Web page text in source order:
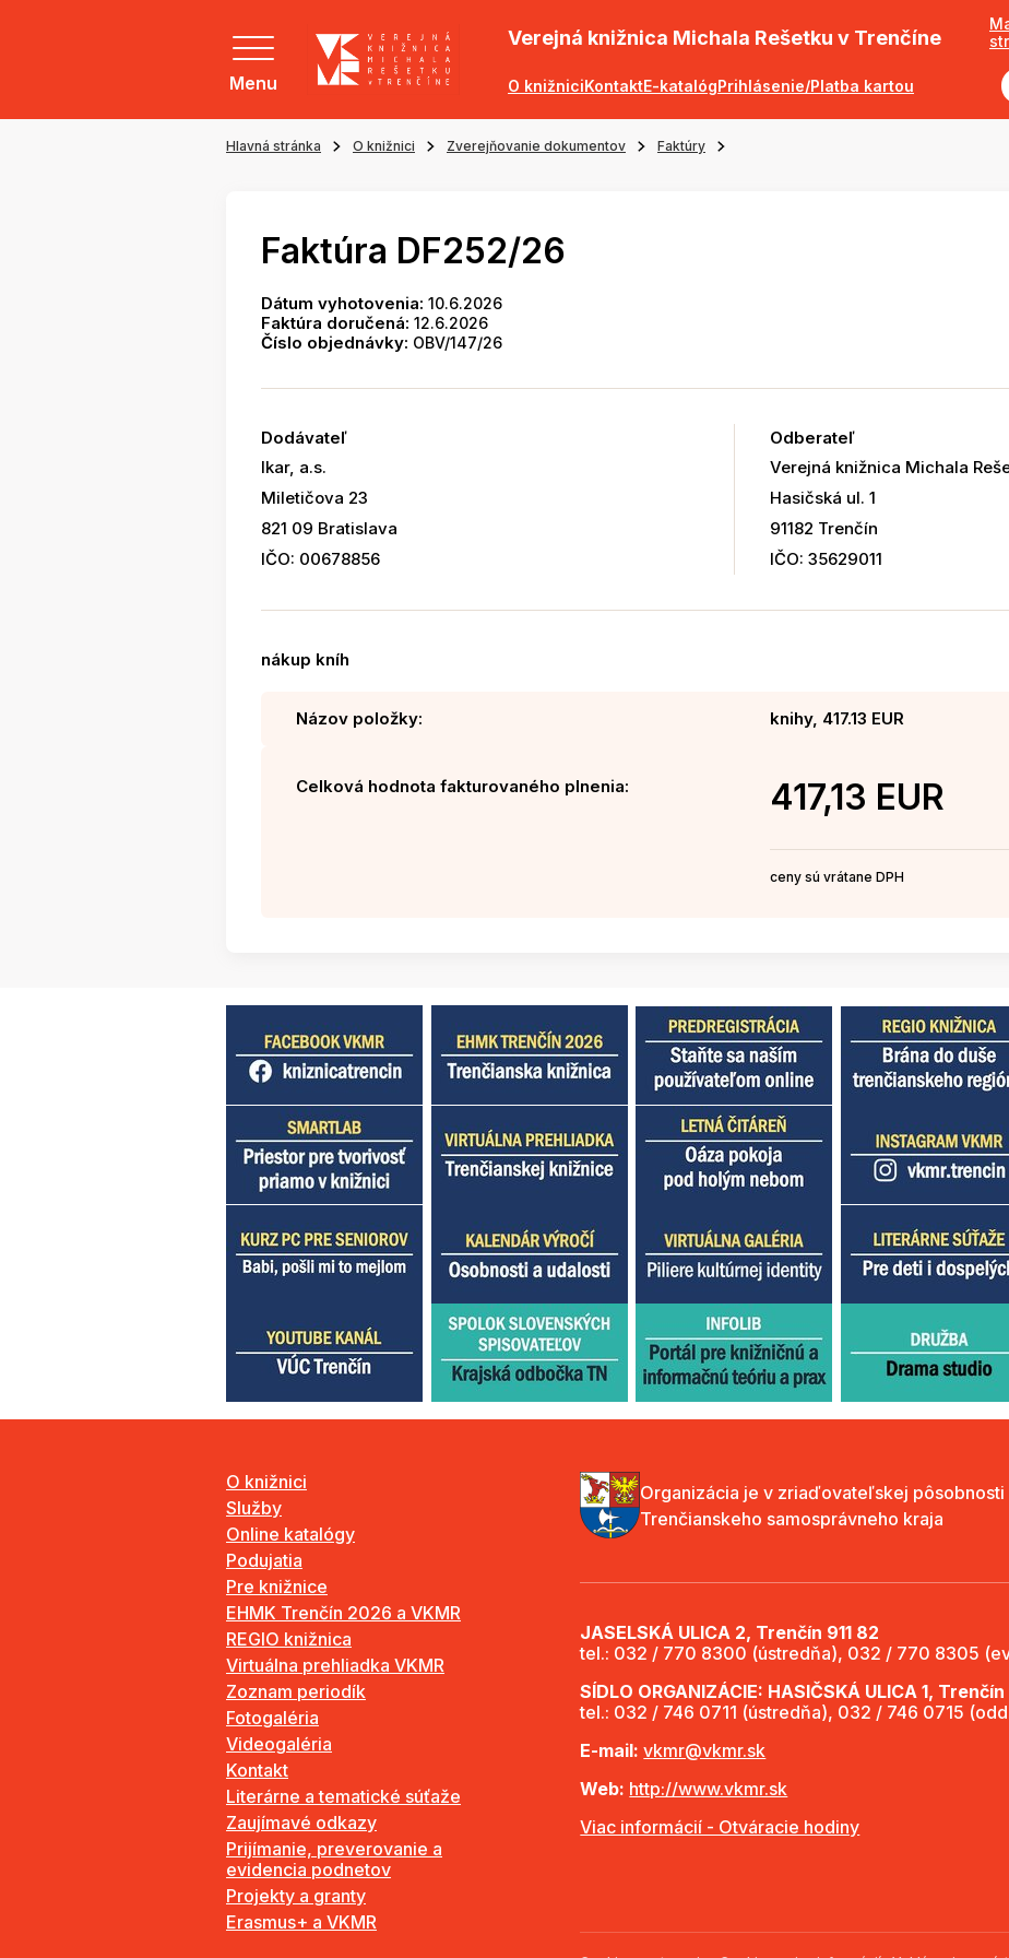
Menu
Verejná knižnica Michala Rešetku v Trenčíne
O knižniciKontaktE-katalógPrihlásenie/Platba kartou
Hlavná stránka O knižnici Zverejňovanie dokumentov Faktúry
Faktúra DF252/26
Dátum vyhotovenia: 10.6.2026
Faktúra doručená: 12.6.2026
Číslo objednávky: OBV/147/26
Dodávateľ
Ikar, a.s.
Miletičova 23
821 09 Bratislava
IČO: 00678856
Odberateľ
Verejná knižnica Michala
Hasičská ul. 1
91182 Trenčín
IČO: 35629011
nákup kníh
Názov položky: knihy, 417.13 EUR
Celková hodnota fakturovaného plnenia: 417,13 EUR
ceny sú vrátane DPH
O knižnici
Služby
Online katalógy
Podujatia
Pre knižnice
EHMK Trenčín 2026 a VKMR
REGIO knižnica
Virtuálna prehliadka VKMR
Zoznam periodík
Fotogaléria
Videogaléria
Kontakt
Literárne a tematické súťaže
Zaujímavé odkazy
Prijímanie, preverovanie a
evidencia podnetov
Projekty a granty
Erasmus+ a VKMR
Organizácia je v zriaďovateľskej pôsobnosti
Trenčianskeho samosprávneho kraja
JASELSKÁ ULICA 2, Trenčín 911 82
tel.: 032 / 770 8300 (ústredňa), 032 / 770 8305
SÍDLO ORGANIZÁCIE: HASIČSKÁ ULICA 1, Trenčín
tel.: 032 / 746 0711 (ústredňa), 032 / 746 0715
E-mail: vkmr@vkmr.sk
Web: http://www.vkmr.sk
Viac informácií - Otváracie hodiny